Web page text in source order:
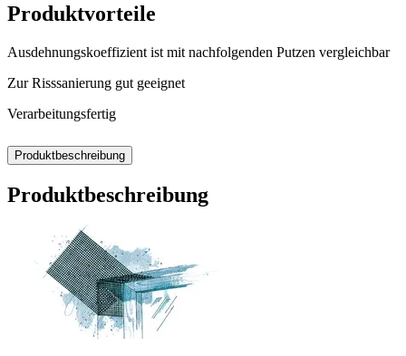
Produktvorteile
Ausdehnungskoeffizient ist mit nachfolgenden Putzen vergleichbar
Zur Risssanierung gut geeignet
Verarbeitungsfertig
Produktbeschreibung
Produktbeschreibung